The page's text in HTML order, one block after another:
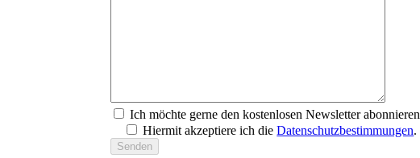
Ich möchte gerne den kostenlosen Newsletter abonnieren
Hiermit akzeptiere ich dieDatenschutzbestimmungen.